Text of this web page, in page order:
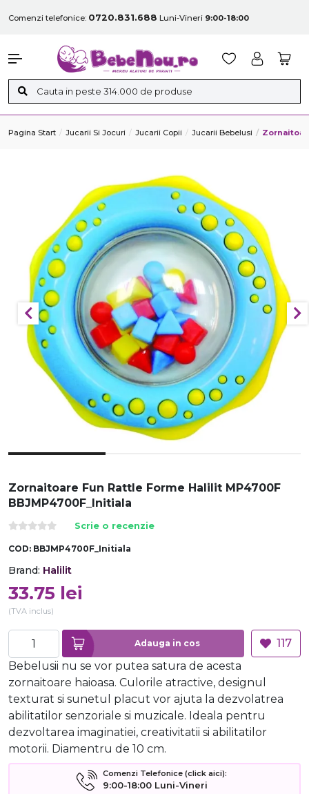
Comenzi telefonice: 0720.831.688 Luni-Vineri 9:00-18:00
Pagina Start Jucarii Si Jocuri Jucarii Copii Jucarii Bebelusi
Zornaitoare Fun Rattle Forme Halilit MP4700F
BBJMP4700F_Initiala
Scrie o recenzie
COD: BBJMP4700F_Initiala
Brand: Halilit
33.75 lei
(TVA inclus)
Adauga in cos
117
Bebelusii nu se vor putea satura de acesta
zornaitoare haioasa. Culorile atractive, designul
texturat si sunetul placut vor ajuta la dezvolatrea
abilitatilor senzoriale si muzicale. Ideala pentru
dezvoltarea imaginatiei, creativitatii si abilitatilor
motorii. Diamentru de 10 cm.
Comenzi Telefonice (click aici):
9:00-18:00 Luni-Vineri